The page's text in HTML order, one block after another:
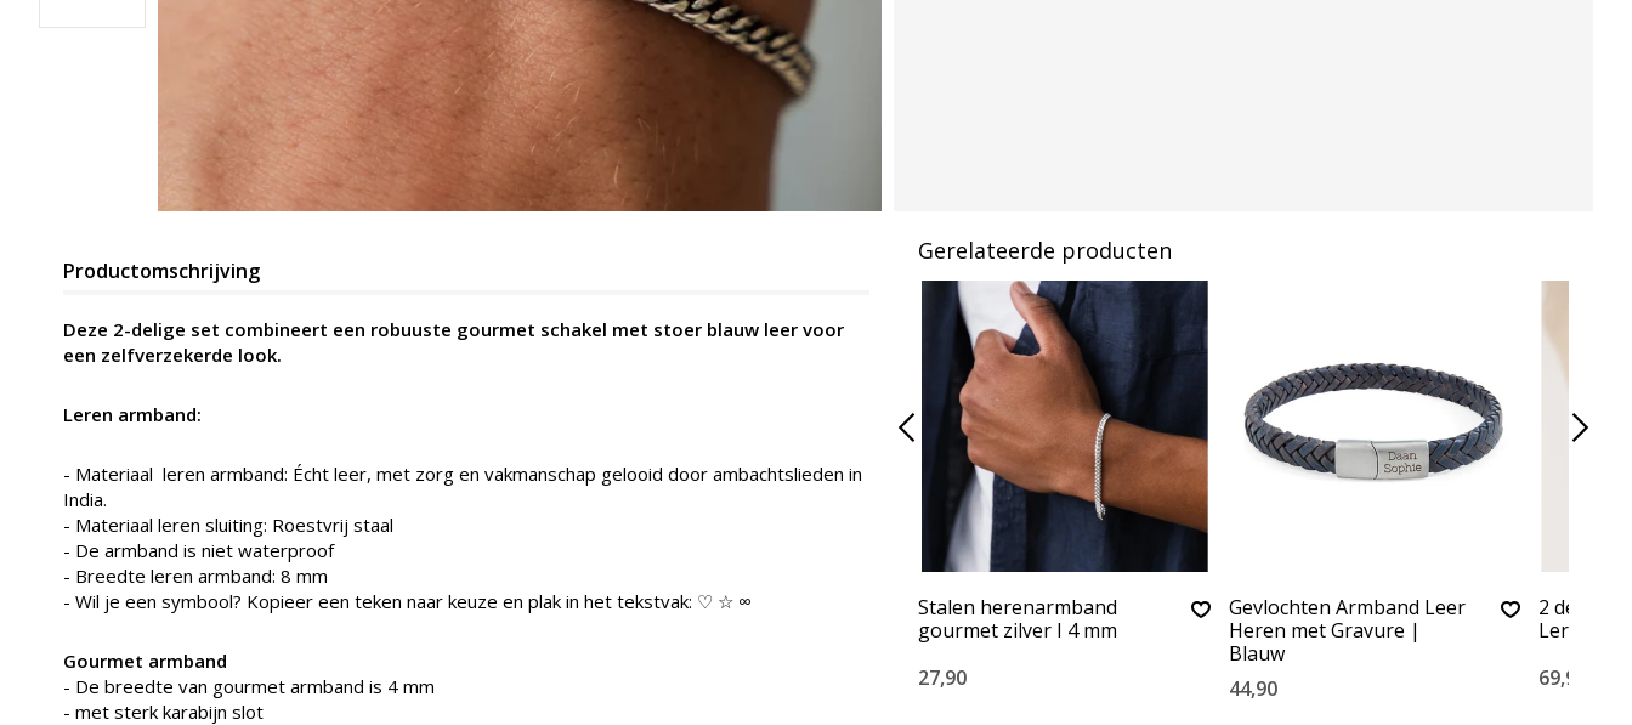
Productomschrijving
Deze 2-delige set combineert een robuuste gourmet schakel met stoer blauw leer voor
een zelfverzekerde look.
Leren armband:
- Materiaal leren armband: Écht leer, met zorg en vakmanschap gelooid door ambachtslieden in
India.
- Materiaal leren sluiting: Roestvrij staal
- De armband is niet waterproof
- Breedte leren armband: 8 mm
- Wil je een symbool? Kopieer een teken naar keuze en plak in het tekstvak: ♡ ☆ ∞
Gourmet armband
- De breedte van gourmet armband is 4 mm
- met sterk karabijn slot
Gerelateerde producten
Stalen herenarmband
gourmet zilver I 4 mm
27,90
Gevlochten Armband Leer
Heren met Gravure |
Blauw
44,90
2 delige
Leren
69,90